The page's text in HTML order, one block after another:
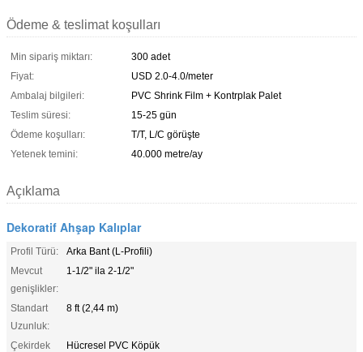
Ödeme & teslimat koşulları
Min sipariş miktarı:
300 adet
Fiyat:
USD 2.0-4.0/meter
Ambalaj bilgileri:
PVC Shrink Film + Kontrplak Palet
Teslim süresi:
15-25 gün
Ödeme koşulları:
T/T, L/C görüşte
Yetenek temini:
40.000 metre/ay
Açıklama
Dekoratif Ahşap Kalıplar
Profil Türü:
Arka Bant (L-Profili)
Mevcut
genişlikler:
1-1/2" ila 2-1/2"
Standart
Uzunluk:
8 ft (2,44 m)
Çekirdek
Hücresel PVC Köpük